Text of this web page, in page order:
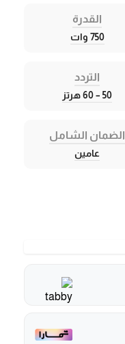
القدرة
750 وات
التردد
50 – 60 هرتز
الضمان الشامل
عامين